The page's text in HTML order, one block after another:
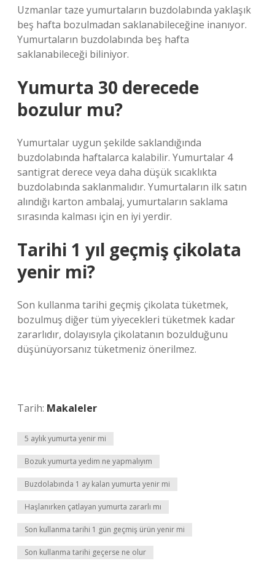
Uzmanlar taze yumurtaların buzdolabında yaklaşık
beş hafta bozulmadan saklanabileceğine inanıyor.
Yumurtaların buzdolabında beş hafta
saklanabileceği biliniyor.
Yumurta 30 derecede
bozulur mu?
Yumurtalar uygun şekilde saklandığında
buzdolabında haftalarca kalabilir. Yumurtalar 4
santigrat derece veya daha düşük sıcaklıkta
buzdolabında saklanmalıdır. Yumurtaların ilk satın
alındığı karton ambalaj, yumurtaların saklama
sırasında kalması için en iyi yerdir.
Tarihi 1 yıl geçmiş çikolata
yenir mi?
Son kullanma tarihi geçmiş çikolata tüketmek,
bozulmuş diğer tüm yiyecekleri tüketmek kadar
zararlıdır, dolayısıyla çikolatanın bozulduğunu
düşünüyorsanız tüketmeniz önerilmez.
Tarih: Makaleler
5 aylık yumurta yenir mi
Bozuk yumurta yedim ne yapmalıyım
Buzdolabında 1 ay kalan yumurta yenir mi
Haşlanırken çatlayan yumurta zararlı mı
Son kullanma tarihi 1 gün geçmiş ürün yenir mi
Son kullanma tarihi geçerse ne olur